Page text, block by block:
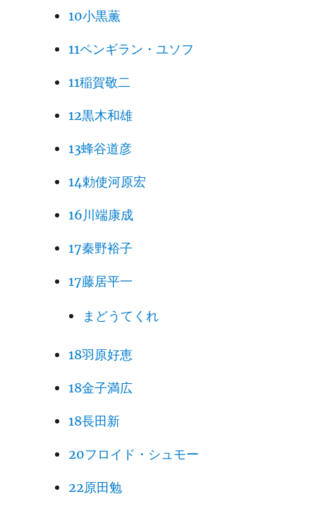
10小黒薫
11ペンギラン・ユソフ
11稲賀敬二
12黒木和雄
13蜂谷道彦
14勅使河原宏
16川端康成
17秦野裕子
17藤居平一
まどうてくれ
18羽原好恵
18金子満広
18長田新
20フロイド・シュモー
22原田勉